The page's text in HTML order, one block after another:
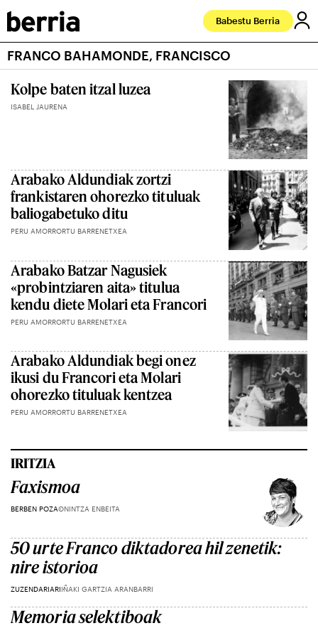
Babestu Berria
FRANCO BAHAMONDE, FRANCISCO
Kolpe baten itzal luzea
ISABEL JAURENA
Arabako Aldundiak zortzi
frankistaren ohorezko tituluak
baliogabetuko ditu
PERU AMORRORTU BARRENETXEA
Arabako Batzar Nagusiek
«probintziaren aita» titulua
kendu diete Molari eta Francori
PERU AMORRORTU BARRENETXEA
Arabako Aldundiak begi onez
ikusi du Francori eta Molari
ohorezko tituluak kentzea
PERU AMORRORTU BARRENETXEA
IRITZIA
Faxismoa
BERBEN POZAONINTZA ENBEITA
50 urte Franco diktadorea hil zenetik:
nire istorioa
ZUZENDARIARIIÑAKI GARTZIA ARANBARRI
Memoria selektiboak